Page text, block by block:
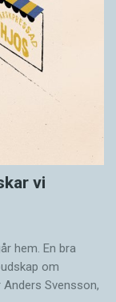
vi
hem. En bra
om
Svensson,